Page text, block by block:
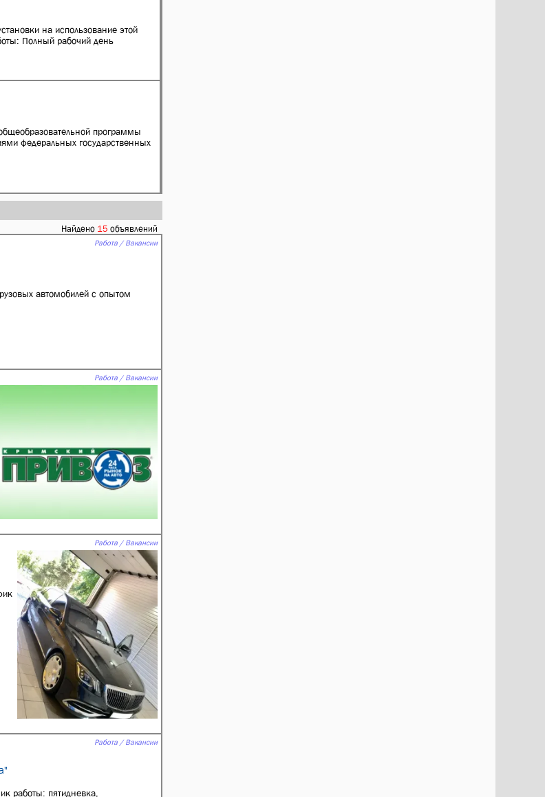
на использование этой
Полный рабочий день
программы
федеральных государственных
Найдено 15 объявлений
Работа / Вакансии
автомобилей с опытом
Работа / Вакансии
Работа / Вакансии
Работа / Вакансии
работы: пятидневка,